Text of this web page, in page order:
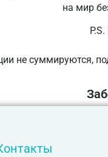
на мир
не суммируются,